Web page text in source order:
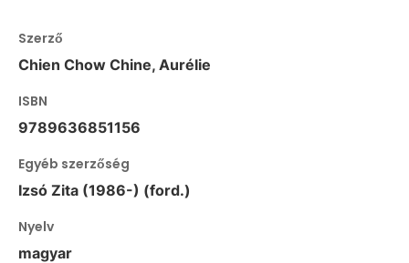
Szerző
Chien Chow Chine, Aurélie
ISBN
9789636851156
Egyéb szerzőség
Izsó Zita (1986-) (ford.)
Nyelv
magyar